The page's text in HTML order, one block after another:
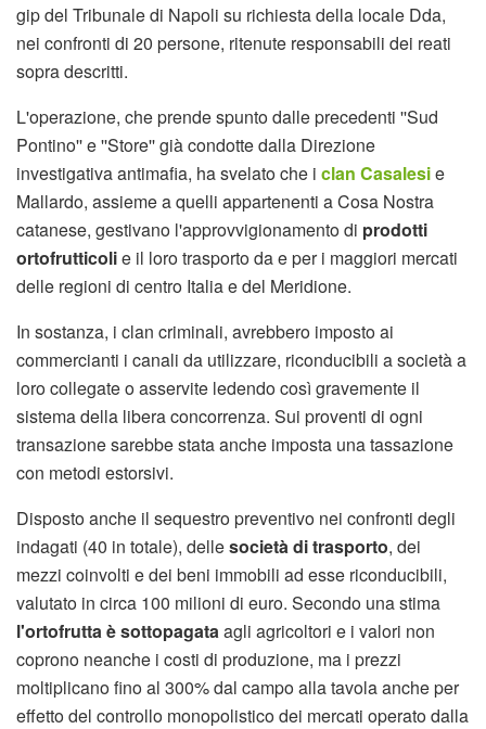
gip del Tribunale di Napoli su richiesta della locale Dda,
nei confronti di 20 persone, ritenute responsabili dei reati
sopra descritti.
L'operazione, che prende spunto dalle precedenti ''Sud
Pontino'' e ''Store'' già condotte dalla Direzione
investigativa antimafia, ha svelato che i clan Casalesie
Mallardo, assieme a quelli appartenenti a Cosa Nostra
catanese, gestivano l'approvvigionamento di prodotti
ortofrutticolie il loro trasporto da e per i maggiori mercati
delle regioni di centro Italia e del Meridione.
In sostanza, i clan criminali, avrebbero imposto ai
commercianti i canali da utilizzare, riconducibili a società a
loro collegate o asservite ledendo così gravemente il
sistema della libera concorrenza. Sui proventi di ogni
transazione sarebbe stata anche imposta una tassazione
con metodi estorsivi.
Disposto anche il sequestro preventivo nei confronti degli
indagati (40 in totale), dellesocietà di trasporto, dei
mezzi coinvolti e dei beni immobili ad esse riconducibili,
valutato in circa 100 milioni di euro. Secondo una stima
l'ortofrutta è sottopagataagli agricoltori e i valori non
coprono neanche i costi di produzione, ma i prezzi
moltiplicano fino al 300% dal campo alla tavola anche per
effetto del controllo monopolistico dei mercati operato dalla